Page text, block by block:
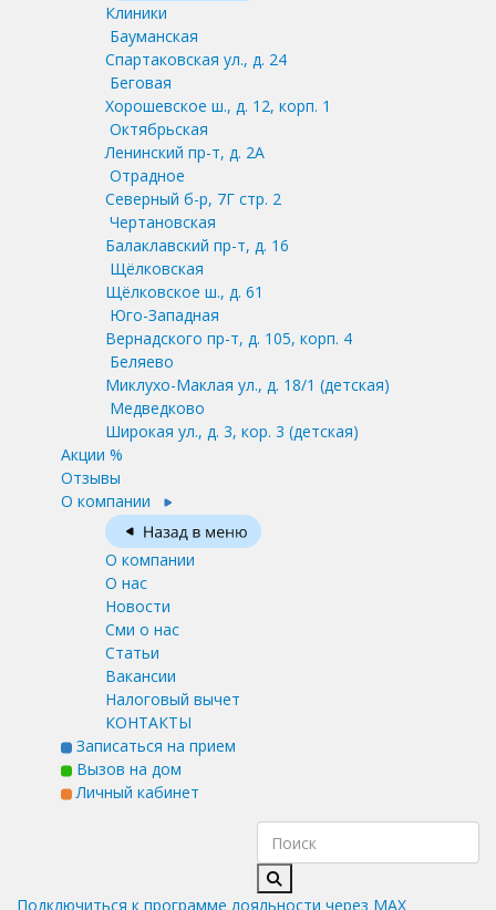
Клиники
Бауманская
Спартаковская ул., д. 24
Беговая
Хорошевское ш., д. 12, корп. 1
Октябрьская
Ленинский пр-т, д. 2А
Отрадное
Северный б-р, 7Г стр. 2
Чертановская
Балаклавский пр-т, д. 16
Щёлковская
Щёлковское ш., д. 61
Юго-Западная
Вернадского пр-т, д. 105, корп. 4
Беляево
Миклухо-Маклая ул., д. 18/1 (детская)
Медведково
Широкая ул., д. 3, кор. 3 (детская)
Акции %
Отзывы
О компании
О компании
О нас
Новости
Сми о нас
Статьи
Вакансии
Налоговый вычет
КОНТАКТЫ
Записаться на прием
Вызов на дом
Личный кабинет
Подключиться к программе лояльности через MAX